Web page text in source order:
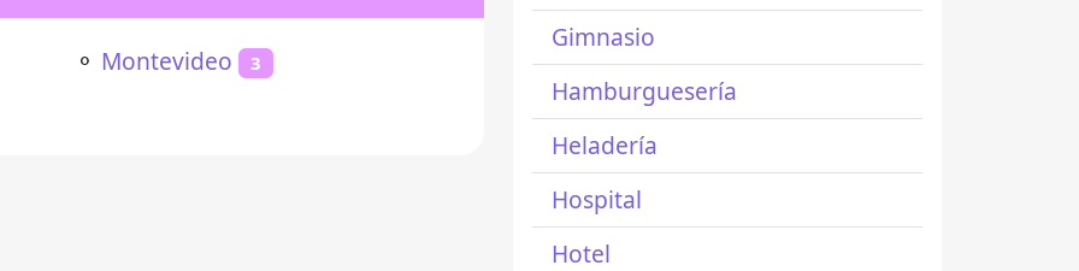
⚬ Montevideo 3
Gimnasio
Hamburguesería
Heladería
Hospital
Hotel